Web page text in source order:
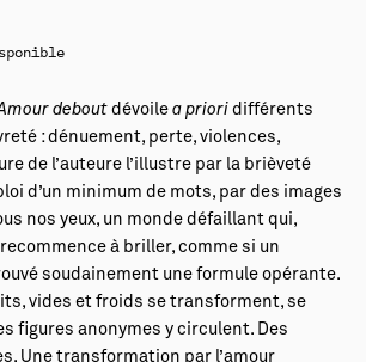
debout dévoile a priori différents
: dénuement, perte, violences,
de l’auteure l’illustre par la brièveté
d’un minimum de mots, par des images
nos yeux, un monde défaillant qui,
à briller, comme si un
soudainement une formule opérante.
vides et froids se transforment, se
figures anonymes y circulent. Des
Une transformation par l’amour